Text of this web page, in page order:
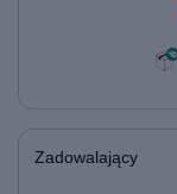
Zadowalający